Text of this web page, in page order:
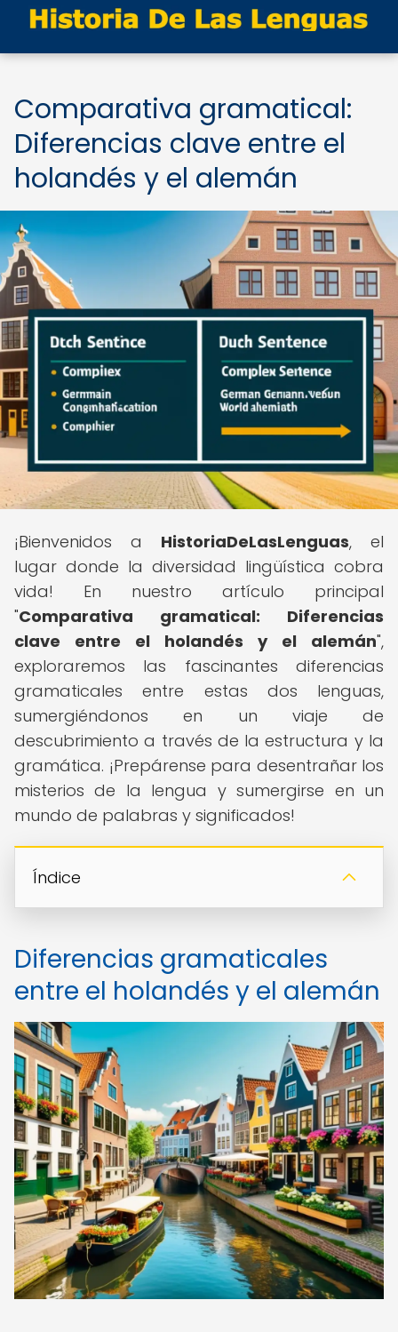
Comparativa gramatical:
Diferencias clave entre el
holandés y el alemán
¡Bienvenidos a HistoriaDeLasLenguas, el
lugar donde la diversidad lingüística cobra
vida! En nuestro artículo principal
"Comparativa gramatical: Diferencias
clave entre el holandés y el alemán",
exploraremos las fascinantes diferencias
gramaticales entre estas dos lenguas,
sumergiéndonos en un viaje de
descubrimiento a través de la estructura y la
gramática. ¡Prepárense para desentrañar los
misterios de la lengua y sumergirse en un
mundo de palabras y significados!
Índice
Diferencias gramaticales
entre el holandés y el alemán